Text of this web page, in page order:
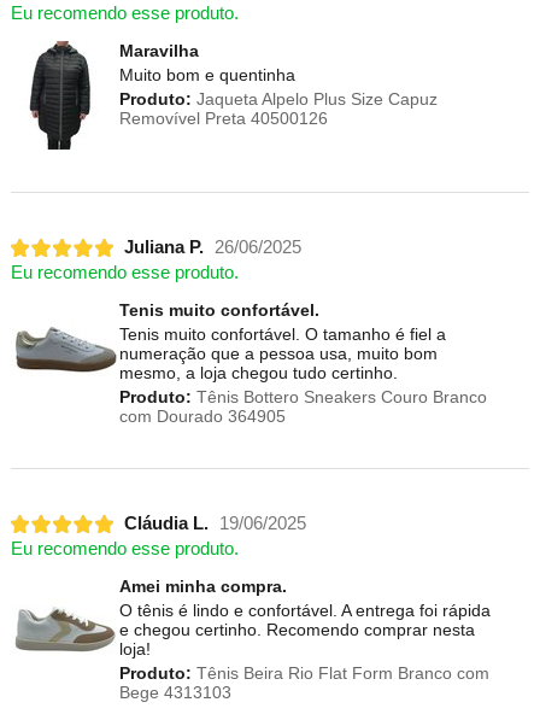
Eu recomendo esse produto.
Maravilha
Muito bom e quentinha
Produto: Jaqueta Alpelo Plus Size Capuz
Removível Preta 40500126
Juliana P.
26/06/2025
Eu recomendo esse produto.
Tenis muito confortável.
Tenis muito confortável. O tamanho é fiel a
numeração que a pessoa usa, muito bom
mesmo, a loja chegou tudo certinho.
Produto: Tênis Bottero Sneakers Couro Branco
com Dourado 364905
Cláudia L.
19/06/2025
Eu recomendo esse produto.
Amei minha compra.
O tênis é lindo e confortável. A entrega foi rápida
e chegou certinho. Recomendo comprar nesta
loja!
Produto: Tênis Beira Rio Flat Form Branco com
Bege 4313103